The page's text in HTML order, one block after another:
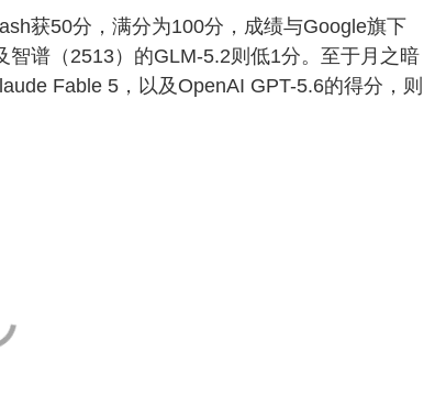
获50分，满分为100分，成绩与Google旗下
谱（2513）的GLM-5.2则低1分。至于月之暗
Fable 5，以及OpenAI GPT-5.6的得分，则